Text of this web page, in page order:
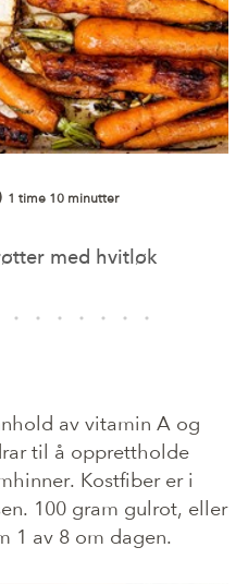
1 time 10 minutter
med hvitløk
av vitamin A og
til å opprettholde
Kostfiber er i
100 gram gulrot, eller
1 av 8 om dagen.